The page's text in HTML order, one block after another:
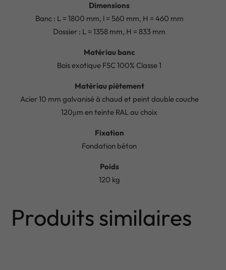
Dimensions
Banc : L = 1800 mm, l = 560 mm, H = 460 mm
Dossier : L = 1358 mm, H = 833 mm
Matériau banc
Bois exotique FSC 100% Classe 1
Matériau piètement
Acier 10 mm galvanisé à chaud et peint double couche
120μm en teinte RAL au choix
Fixation
Fondation béton
Poids
120 kg
Produits similaires